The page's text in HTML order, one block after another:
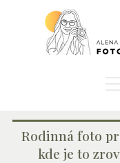
Rodinná foto
kde je to